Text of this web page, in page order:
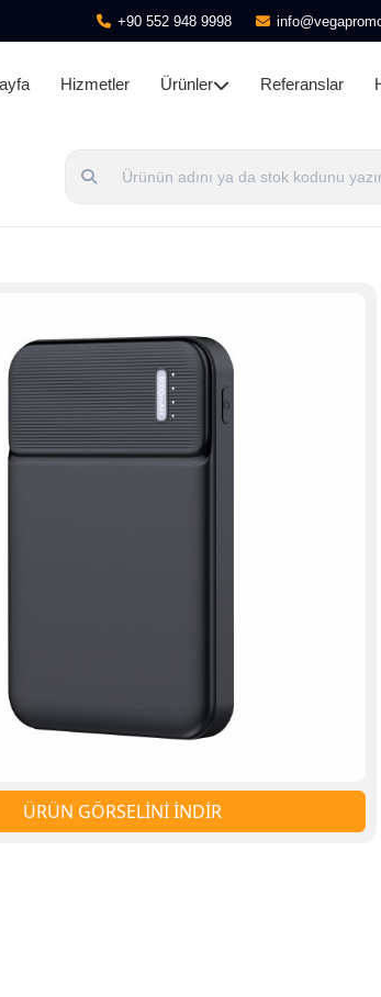
+90 552 948 9998
Hizmetler Ürünler Referanslar
ÜRÜN GÖRSELİNİ İNDİR